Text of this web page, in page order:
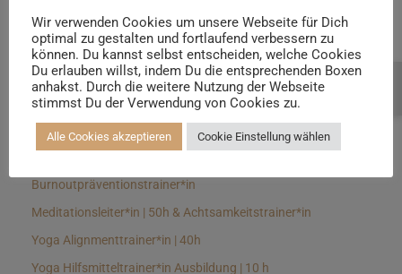
Yin Yogalehrer*in | 100 h & Faszientrainer*in
Hormon Yogalehrer*in / Yogatherapeut*in &
Stressmanagementtrainer*in | 70h
Longevitytrainer*in
Burnoutpräventionstrainer*in
Meditationsleiter*in | 50h & Achtsamkeitstrainer*in
Yoga Alignmenttrainer*in | 40h
Yoga Hilfsmitteltrainer*in Ausbildung | 10 h
Wir verwenden Cookies um unsere Webseite für Dich
optimal zu gestalten und fortlaufend verbessern zu
können. Du kannst selbst entscheiden, welche Cookies
Du erlauben willst, indem Du die entsprechenden Boxen
anhakst. Durch die weitere Nutzung der Webseite
stimmst Du der Verwendung von Cookies zu.
Alle Cookies akzeptieren Cookie Einstellung wählen
Beratung buchen